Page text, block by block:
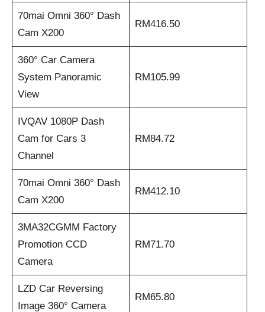
70mai Omni 360° Dash
Cam X200
RM416.50
360° Car Camera
System Panoramic
View
RM105.99
IVQAV 1080P Dash
Cam for Cars 3
Channel
RM84.72
70mai Omni 360° Dash
Cam X200
RM412.10
3MA32CGMM Factory
Promotion CCD
Camera
RM71.70
LZD Car Reversing
Image 360° Camera
RM65.80